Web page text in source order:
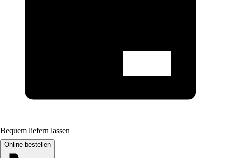
Bequem liefern lassen
Online bestellen